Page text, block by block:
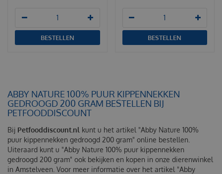
BESTELLEN BESTELLEN
ABBY NATURE 100% PUUR KIPPENNEKKEN
GEDROOGD 200 GRAM BESTELLEN BIJ
PETFOODDISCOUNT
Bij Petfooddiscount.nl kunt u het artikel "Abby Nature 100%
puur kippennekken gedroogd 200 gram" online bestellen.
Uiteraard kunt u "Abby Nature 100% puur kippennekken
gedroogd 200 gram" ook bekijken en kopen in onze dierenwinkel
in Amstelveen. Voor meer informatie over het artikel "Abby